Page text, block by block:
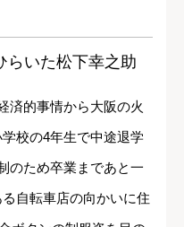
らいた松下幸之助
済的事情から大阪の火
校の4年生で中途退学
のため卒業まであと一
自転車店の向かいに住